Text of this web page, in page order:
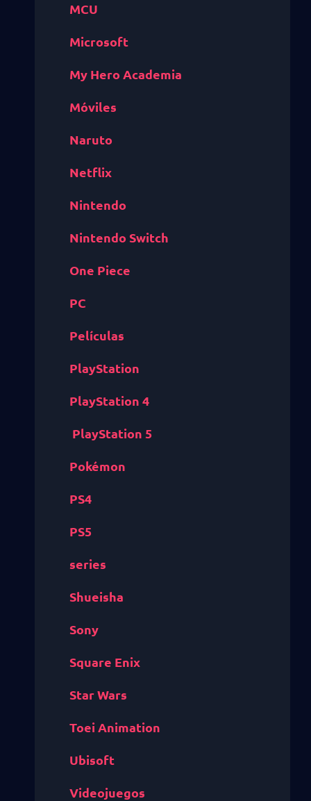
MCU
Microsoft
My Hero Academia
Móviles
Naruto
Netflix
Nintendo
Nintendo Switch
One Piece
PC
Películas
PlayStation
PlayStation 4
PlayStation 5
Pokémon
PS4
PS5
series
Shueisha
Sony
Square Enix
Star Wars
Toei Animation
Ubisoft
Videojuegos